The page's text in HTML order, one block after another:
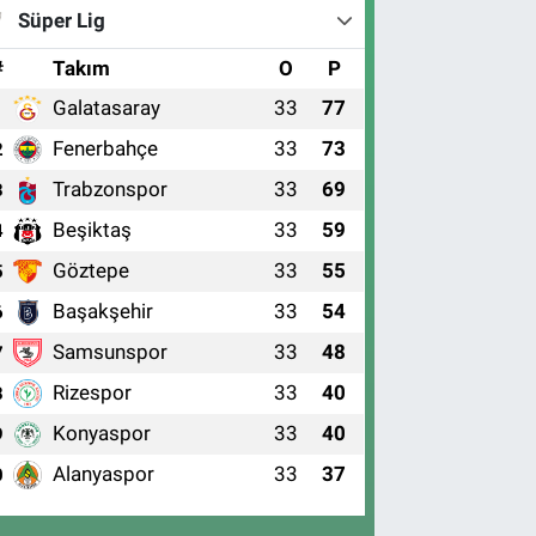
Süper Lig
Takım O P
Galatasaray 33 77
Fenerbahçe 33 73
Trabzonspor 33 69
Beşiktaş 33 59
Göztepe 33 55
Başakşehir 33 54
Samsunspor 33 48
Rizespor 33 40
Konyaspor 33 40
Alanyaspor 33 37